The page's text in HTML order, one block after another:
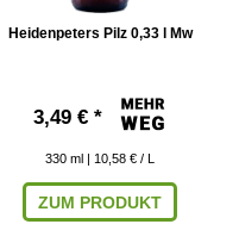
Heidenpeters Pilz 0,33 l Mw
3,49 € *
330 ml | 10,58 € / L
ZUM PRODUKT